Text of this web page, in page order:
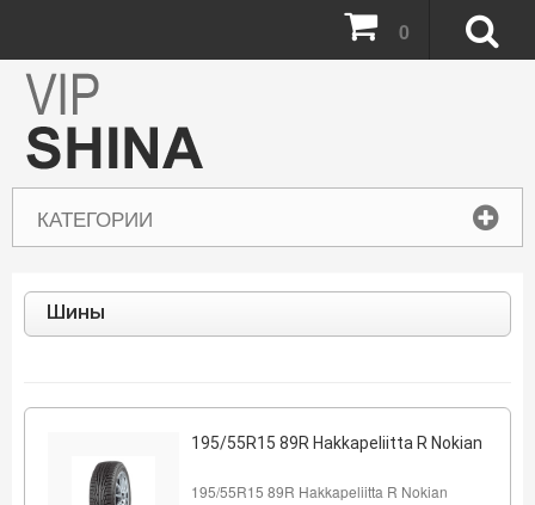
КАТЕГОРИИ
0
Шины
195/55R15 89R Hakkapeliitta R Nokian
195/55R15 89R Hakkapeliitta R Nokian